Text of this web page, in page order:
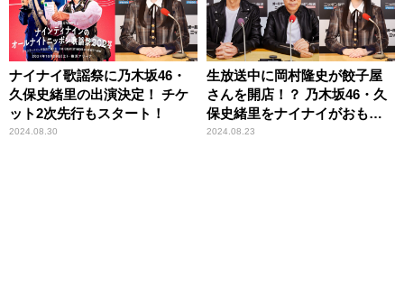
ナイナイ歌謡祭に乃木坂46・
久保史緒里の出演決定！ チケ
ット2次先行もスタート！
2024.08.30
生放送中に岡村隆史が餃子屋
さんを開店！？ 乃木坂46・久
保史緒里をナイナイがおもて
なし！
2024.08.23